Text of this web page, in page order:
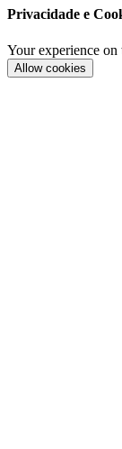
Privacidade e
Your experience
Allow cookies